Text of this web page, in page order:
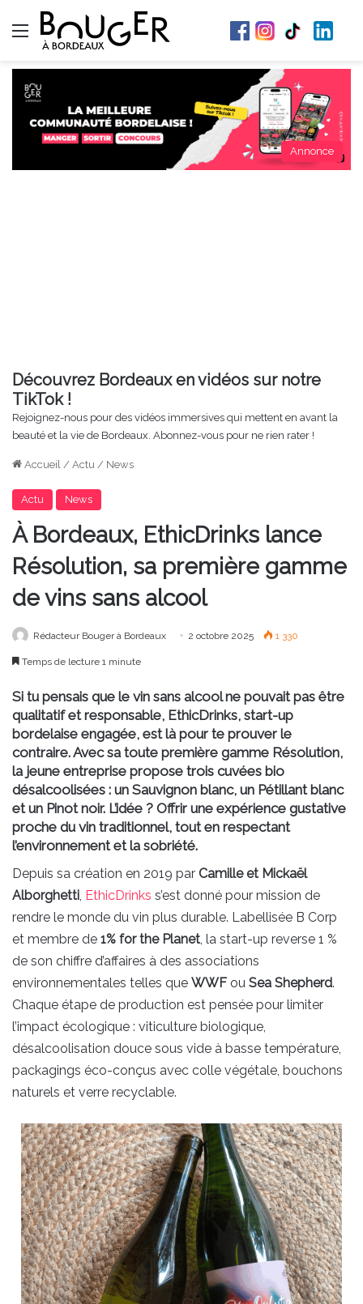
Menu
Annonce
Découvrez Bordeaux en vidéos sur notre
TikTok !
Rejoignez-nous pour des vidéos immersives qui mettent en avant la
beauté et la vie de Bordeaux. Abonnez-vous pour ne rien rater !
Accueil / Actu / News
Actu News
À Bordeaux, EthicDrinks lance
Résolution, sa première gamme
de vins sans alcool
Rédacteur Bouger à Bordeaux 2 octobre 2025 1 330
Temps de lecture 1 minute
Si tu pensais que le vin sans alcool ne pouvait pas être
qualitatif et responsable, EthicDrinks, start-up
bordelaise engagée, est là pour te prouver le
contraire. Avec sa toute première gamme Résolution,
la jeune entreprise propose trois cuvées bio
désalcoolisées : un Sauvignon blanc, un Pétillant blanc
et un Pinot noir. L’idée ? Offrir une expérience gustative
proche du vin traditionnel, tout en respectant
l’environnement et la sobriété.
Depuis sa création en 2019 par Camille et Mickaël
Alborghetti, EthicDrinks s’est donné pour mission de
rendre le monde du vin plus durable. Labellisée B Corp
et membre de 1% for the Planet, la start-up reverse 1 %
de son chiffre d’affaires à des associations
environnementales telles que WWF ou Sea Shepherd.
Chaque étape de production est pensée pour limiter
l’impact écologique : viticulture biologique,
désalcoolisation douce sous vide à basse température,
packagings éco-conçus avec colle végétale, bouchons
naturels et verre recyclable.